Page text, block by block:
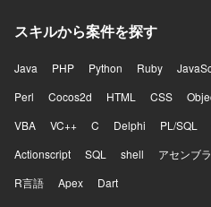
スキルから案件を探す
Java PHP Python Ruby
Perl
Cocos2d HTML CSS
VBA
VC++ C Delphi PL/SQL
Actionscript
SQL shell アセンブラ
R言語
Apex Dart